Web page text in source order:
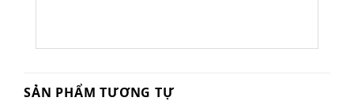
SẢN PHẨM TƯƠNG TỰ